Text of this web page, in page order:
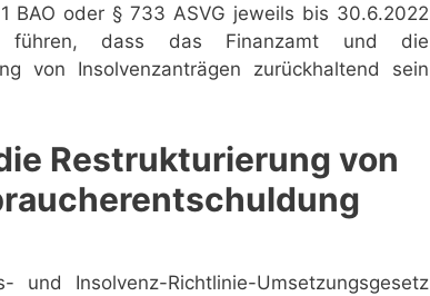
BAO oder § 733 ASVG jeweils bis 30.6.2022
dass das Finanzamt und die
von Insolvenzanträgen zurückhaltend sein
Restrukturierung von
Insolvenz-Richtlinie-Umsetzungsgesetz